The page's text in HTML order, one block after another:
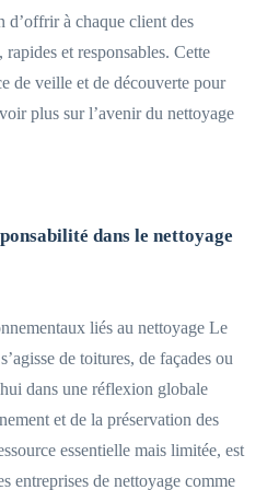
d’offrir à chaque client des
et responsables. Cette
de veille et de découverte pour
plus sur l’avenir du nettoyage
dans le nettoyage
liés au nettoyage Le
de toitures, de façades ou
dans une réflexion globale
et de la préservation des
essentielle mais limitée, est
entreprises de nettoyage comme